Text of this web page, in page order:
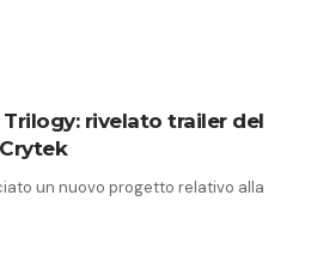
rivelato trailer del
un nuovo progetto relativo alla